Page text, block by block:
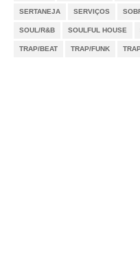
SERTANEJA SERVIÇOS
SOUL/R&B SOULFUL HOUSE
TRAP/BEAT TRAP/FUNK